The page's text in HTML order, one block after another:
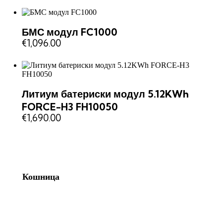
БМС модул FC1000
€1,096.00
Литиум батериски модул 5.12KWh
FORCE-H3 FH10050
€1,690.00
Кошница